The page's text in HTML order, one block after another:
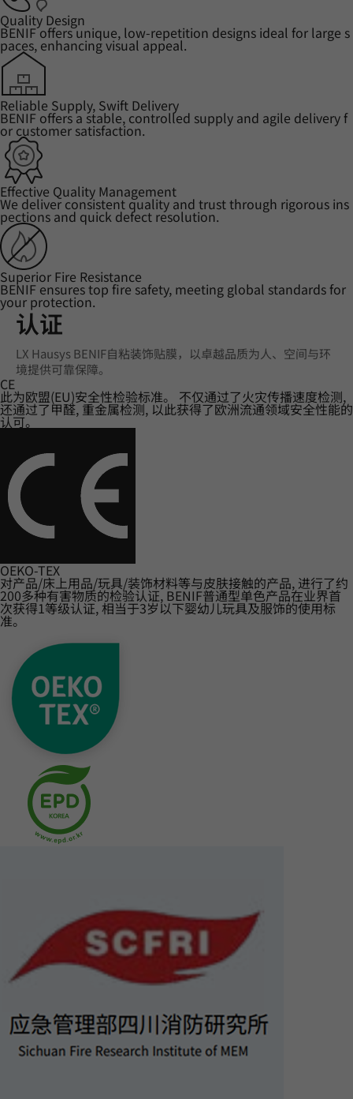
Quality Design
BENIF offers unique, low-repetition designs ideal for large s
paces, enhancing visual appeal.
Reliable Supply, Swift Delivery
BENIF offers a stable, controlled supply and agile delivery f
or customer satisfaction.
Effective Quality Management
We deliver consistent quality and trust through rigorous ins
pections and quick defect resolution.
Superior Fire Resistance
BENIF ensures top fire safety, meeting global standards for
your protection.
认证
LX Hausys BENIF自粘装饰贴膜，以卓越品质为人、空间与环
境提供可靠保障。
CE
此为欧盟(EU)安全性检验标准。 不仅通过了火灾传播速度检测,
还通过了甲醛, 重金属检测, 以此获得了欧洲流通领域安全性能的
认可。
OEKO-TEX
对产品/床上用品/玩具/装饰材料等与皮肤接触的产品, 进行了约
200多种有害物质的检验认证, BENIF普通型单色产品在业界首
次获得1等级认证, 相当于3岁以下婴幼儿玩具及服饰的使用标
准。